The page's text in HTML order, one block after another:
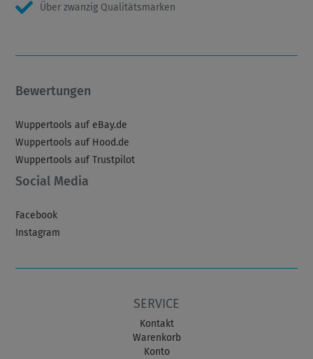
Über zwanzig Qualitätsmarken
Bewertungen
Wuppertools auf eBay.de
Wuppertools auf Hood.de
Wuppertools auf Trustpilot
Social Media
Facebook
Instagram
SERVICE
Kontakt
Warenkorb
Konto